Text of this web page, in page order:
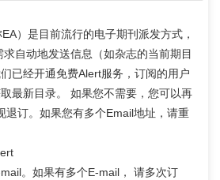
）是目前流行的电子期刊派发方式，
自动地发送信息（如杂志的当前期目
已经开通免费Alert服务，订阅的用户
最新目录。 如果您不需要，您可以再
退订。如果您有多个Email地址，请重
。如果有多个E-mail， 请多次订